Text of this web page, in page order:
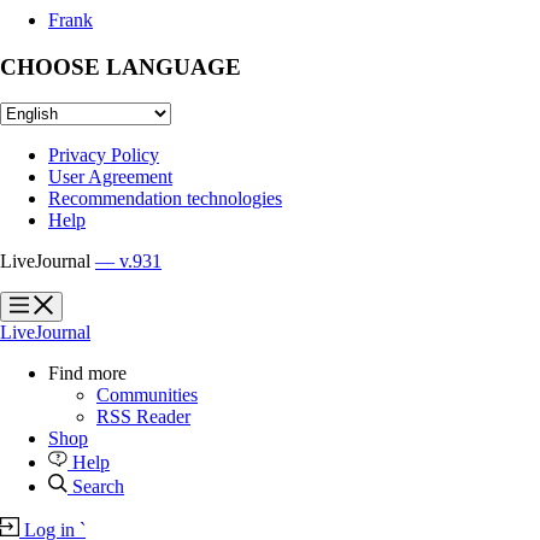
Frank
CHOOSE LANGUAGE
Privacy Policy
User Agreement
Recommendation technologies
Help
LiveJournal — v.931
?
?
LiveJournal
Find more
Communities
RSS Reader
Shop
Help
Search
Log in `